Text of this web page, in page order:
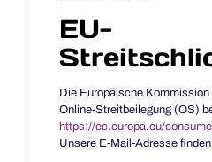
EU-
Die Europäische
Online-Streitbeilegung (OS)
https://ec.europa.eu/
Unsere E-Mail-Adresse